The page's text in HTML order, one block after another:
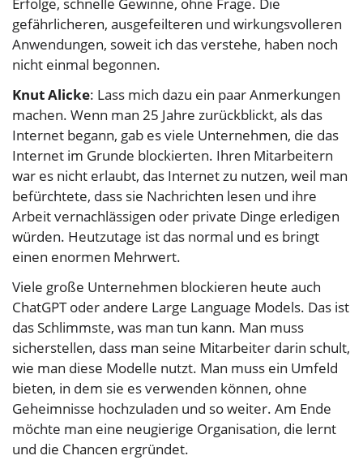
Erfolge, schnelle Gewinne, ohne Frage. Die
gefährlicheren, ausgefeilteren und wirkungsvolleren
Anwendungen, soweit ich das verstehe, haben noch
nicht einmal begonnen.
Knut Alicke: Lass mich dazu ein paar Anmerkungen
machen. Wenn man 25 Jahre zurückblickt, als das
Internet begann, gab es viele Unternehmen, die das
Internet im Grunde blockierten. Ihren Mitarbeitern
war es nicht erlaubt, das Internet zu nutzen, weil man
befürchtete, dass sie Nachrichten lesen und ihre
Arbeit vernachlässigen oder private Dinge erledigen
würden. Heutzutage ist das normal und es bringt
einen enormen Mehrwert.
Viele große Unternehmen blockieren heute auch
ChatGPT oder andere Large Language Models. Das ist
das Schlimmste, was man tun kann. Man muss
sicherstellen, dass man seine Mitarbeiter darin schult,
wie man diese Modelle nutzt. Man muss ein Umfeld
bieten, in dem sie es verwenden können, ohne
Geheimnisse hochzuladen und so weiter. Am Ende
möchte man eine neugierige Organisation, die lernt
und die Chancen ergründet.